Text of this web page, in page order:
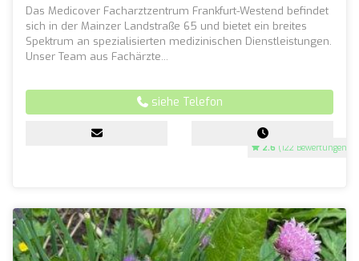
2.6 (122 Bewertungen)
Das Medicover Facharztzentrum Frankfurt-Westend befindet
sich in der Mainzer Landstraße 65 und bietet ein breites
Spektrum an spezialisierten medizinischen Dienstleistungen.
Unser Team aus Fachärzte...
siehe Telefon